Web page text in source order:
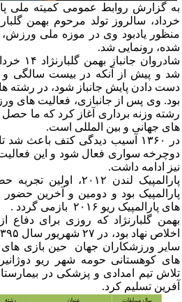
به گزارش روابط عمومی کمیته ملی
خرداد، سالروز تولد مرحوم بهمن
منظور یادبود وی در موزه ملی ورزش،
شده، رونمایی شد.
شد و پیش از آنکه در بیست سالگی و
دست دادن پایش جانباز شود، در رشته
بود. وی پس از جانبازی، فعالیت های
رشته وزنه برداری آغاز کرد که ما
های جهانی و بین المللی است.
در ۱۳۶۰ آسیب دیدگی کتف باعث
دوچرخه سواری فعال شود و این فعالیت
نیز ادامه داشت.
پارالمپیک لندن
پارالمپیک بود و دومین و آخرین
های پارالمپیک ریو ۲۰۱۶ بازمی گردد .
بهمن گلبارنژاد که روزی برای
های کوهستانی حومه شهر ریو
آفرین تسلیم کرد.